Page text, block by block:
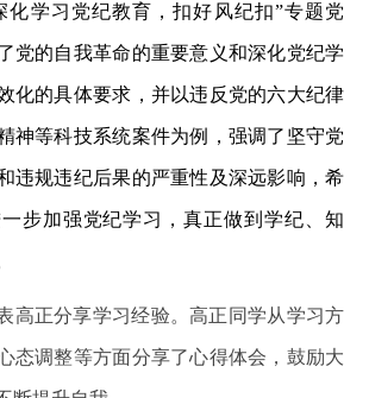
化学习党纪教育，扣好风纪扣”专题党
党的自我革命的重要意义和深化党纪学
化的具体要求，并以违反党的六大纪律
神等科技系统案件为例，强调了坚守党
违规违纪后果的严重性及深远影响，希
步加强党纪学习，真正做到学纪、知
高正分享学习经验。高正同学从学习方
态调整等方面分享了心得体会，鼓励大